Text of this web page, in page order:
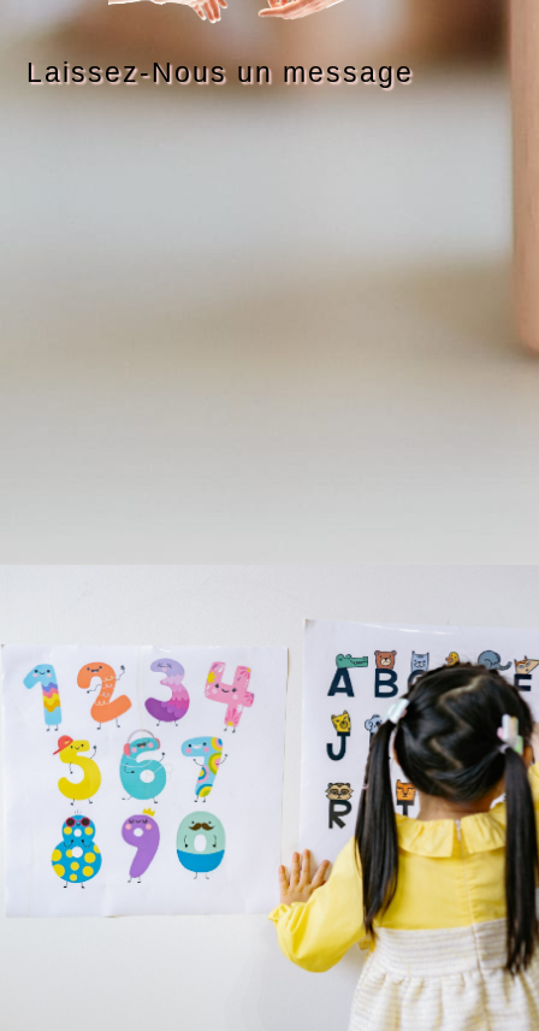
Laissez-Nous un message